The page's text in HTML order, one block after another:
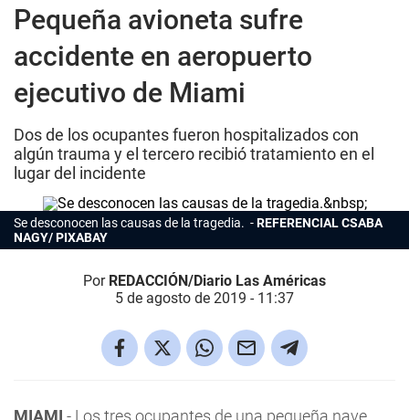
Pequeña avioneta sufre
accidente en aeropuerto
ejecutivo de Miami
Dos de los ocupantes fueron hospitalizados con
algún trauma y el tercero recibió tratamiento en el
lugar del incidente
Se desconocen las causas de la tragedia.
REFERENCIAL CSABA
NAGY/ PIXABAY
Por REDACCIÓN/Diario Las Américas
5 de agosto de 2019 - 11:37
MIAMI.- Los tres ocupantes de una pequeña nave